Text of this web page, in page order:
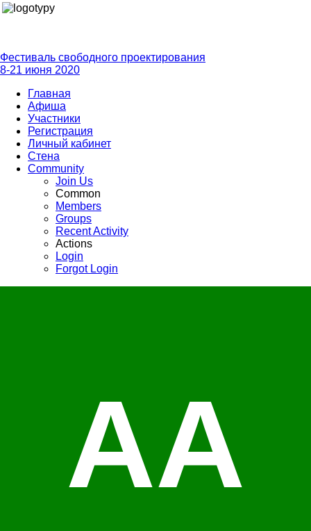
Фестиваль свободного проектирования
8-21 июня 2020
Главная
Афиша
Участники
Регистрация
Личный кабинет
Стена
Community
Join Us
Common
Members
Groups
Recent Activity
Actions
Login
Forgot Login
АА